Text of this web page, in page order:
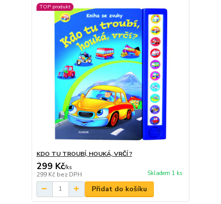
TOP produkt
KDO TU TROUBÍ, HOUKÁ, VRČÍ ?
299 Kč/ks
299 Kč bez DPH Skladem 1 ks
Přidat do košíku